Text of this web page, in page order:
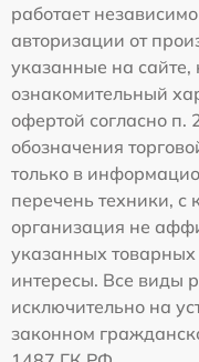
работает
авторизации от
указанные на сайте,
ознакомительный
офертой согласно п.
обозначения
только в
перечень техники,
организация не
указанных товарных
интересы. Все виды
исключительно на
законном